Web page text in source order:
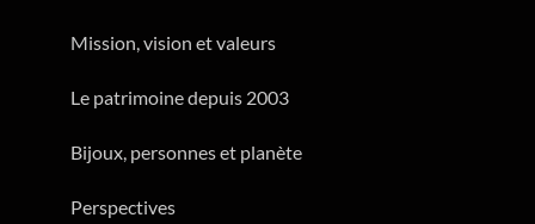
Mission, vision et valeurs
Le patrimoine depuis 2003
Bijoux, personnes et planète
Perspectives